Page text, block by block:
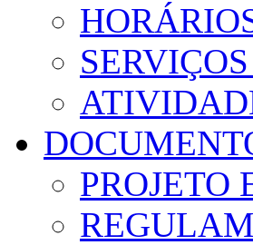
PROJETO